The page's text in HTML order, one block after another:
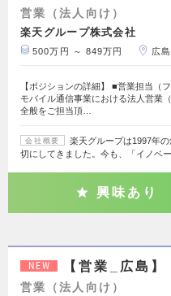
営業（法人向け）
楽天グループ株式会社
500万円 ～ 849万円 広
【ポジションの詳細】 ■営業担当（
モバイル通信事業における法人営業
全般をご担当頂…
会社概要
楽天グループは1997年
切にしてきました。今も、「イノベ
興味あり
NEW 【営業_広島】
営業（法人向け）